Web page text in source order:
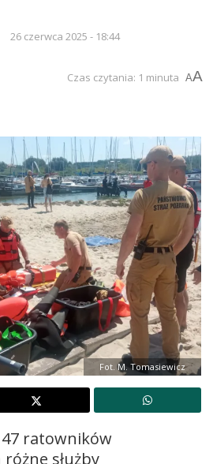
26 czerwca 2025 - 18:44
Czas czytania: 1 minuta AA
Fot. M. Tomasiewicz
47 ratowników
służby